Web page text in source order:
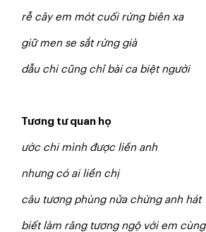
rễ cây em mót cuối rừng biên xa
giữ men se sắt rừng già
dẫu chi cũng chỉ bài ca biệt người
Tương tư quan họ
ước chi mình được liền anh
nhưng có ai liền chị
câu tương phùng nửa chừng anh hát
biết làm răng tương ngộ với em cùng